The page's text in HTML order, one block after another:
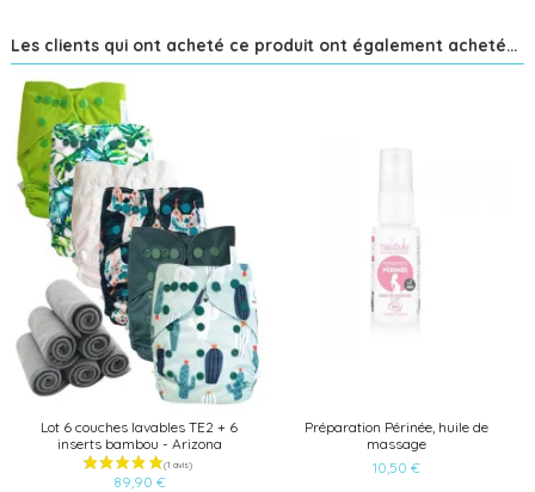
Les clients qui ont acheté ce produit ont également acheté...
Lot 6 couches lavables TE2 + 6
inserts bambou - Arizona
89,90 €
Préparation Périnée, huile de
massage
10,50 €